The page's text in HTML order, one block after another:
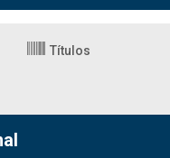
Títulos